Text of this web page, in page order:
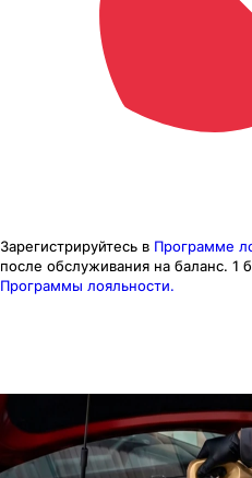
Зарегистрируйтесь в Программе
после обслуживания на баланс. 1
Программы лояльности.